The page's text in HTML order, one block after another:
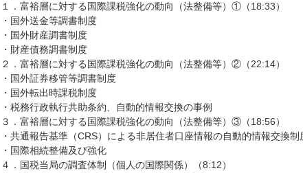
１．富裕層に対する国際課税強化の動向（法整備等）①（18:33）
・国外送金等調書制度
・国外財産調書制度
・財産債務調書制度
２．富裕層に対する国際課税強化の動向（法整備等）②（22:14）
・国外証券移管等調書制度
・国外転出時課税制度
・税務行政執行共助条約、自動的情報交換の事例
３．富裕層に対する国際課税強化の動向（法整備等）③（18:56）
・共通報告基準（CRS）による非居住者口座情報の自動的情報交換制
・国際相続整備及び強化
４．国税当局の調査体制（個人の国際関係）（8:12）